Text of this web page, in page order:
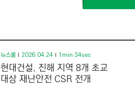
뉴스룸 2026.04.24 1min 34sec
현대건설, 진해 지역 8개 초교
대상 재난안전 CSR 전개